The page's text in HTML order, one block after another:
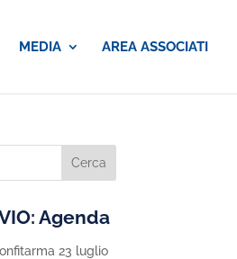
MEDIA AREA ASSOCIATI
Agenda
23 luglio